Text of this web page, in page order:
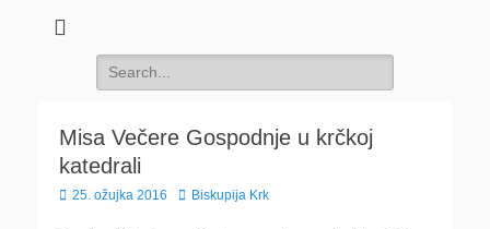
Search
for:
Misa Večere Gospodnje u krčkoj
katedrali
Posted
25. ožujka 2016 Author
Biskupija Krk